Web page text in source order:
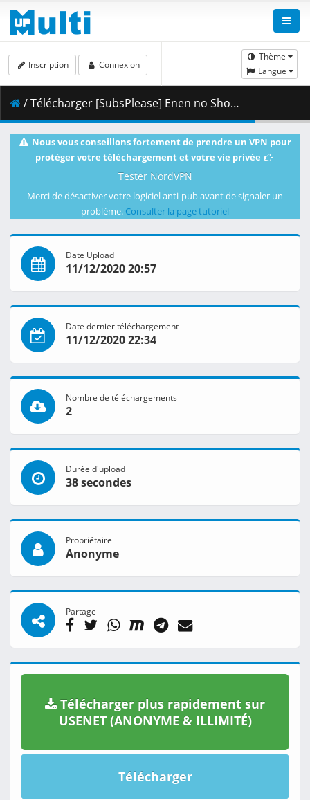
Thème
Langue
Inscription Connexion
/ Télécharger [SubsPlease] Enen no Shouboutai S2 - 24 (720p) [C491B466].mkv.002 ( 359.51 MB )
Nous vous conseillons fortement de prendre un VPN pour
protéger votre téléchargement et votre vie privée
Tester NordVPN
Merci de désactiver votre logiciel anti-pub avant de signaler un
problème. Consulter la page tutoriel
Date Upload
11/12/2020 20:57
Date dernier téléchargement
11/12/2020 22:34
Nombre de téléchargements
2
Durée d'upload
38 secondes
Propriétaire
Anonyme
Partage
Télécharger plus rapidement sur
USENET (ANONYME & ILLIMITÉ)
Télécharger